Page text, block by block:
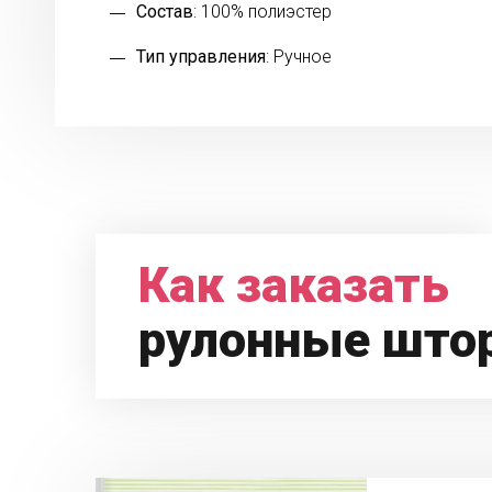
Состав: 100% полиэстер
Тип управления: Ручное
Как заказать
рулонные